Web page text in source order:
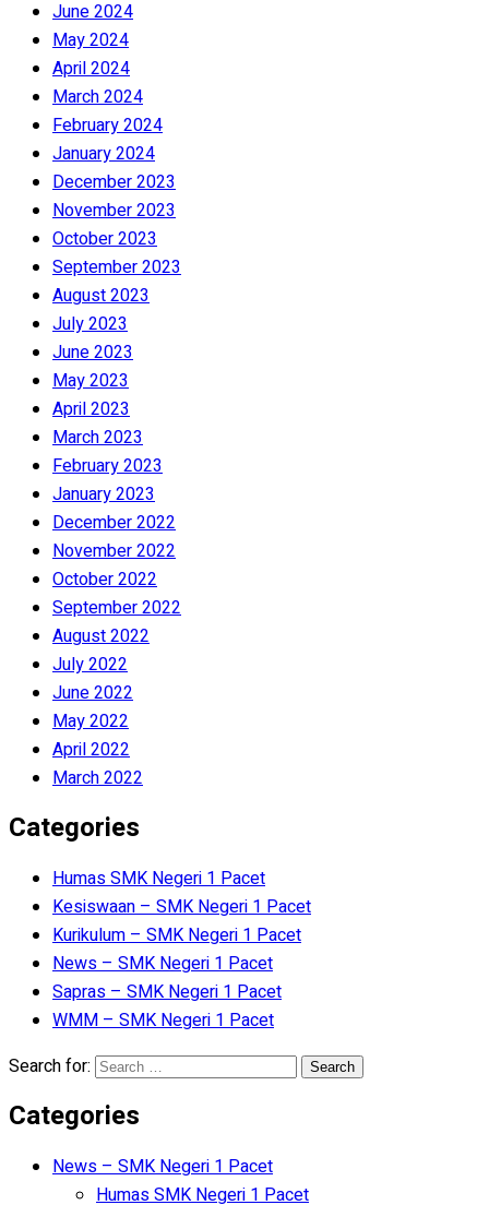
June 2024
May 2024
April 2024
March 2024
February 2024
January 2024
December 2023
November 2023
October 2023
September 2023
August 2023
July 2023
June 2023
May 2023
April 2023
March 2023
February 2023
January 2023
December 2022
November 2022
October 2022
September 2022
August 2022
July 2022
June 2022
May 2022
April 2022
March 2022
Categories
Humas SMK Negeri 1 Pacet
Kesiswaan – SMK Negeri 1 Pacet
Kurikulum – SMK Negeri 1 Pacet
News – SMK Negeri 1 Pacet
Sapras – SMK Negeri 1 Pacet
WMM – SMK Negeri 1 Pacet
Search for:
Categories
News – SMK Negeri 1 Pacet
Humas SMK Negeri 1 Pacet